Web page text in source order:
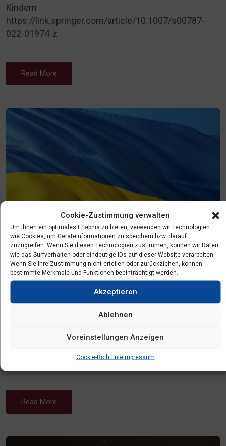
Cookie-Zustimmung verwalten
Um Ihnen ein optimales Erlebnis zu bieten, verwenden wir Technologien
wie Cookies, um Geräteinformationen zu speichern bzw. darauf
zuzugreifen. Wenn Sie diesen Technologien zustimmen, können wir Daten
wie das Surfverhalten oder eindeutige IDs auf dieser Website verarbeiten.
Wenn Sie Ihre Zustimmung nicht erteilen oder zurückziehen, können
bestimmte Merkmale und Funktionen beeinträchtigt werden.
Akzeptieren
Ablehnen
Voreinstellungen Anzeigen
Cookie-RichtlinieImpressum
Kindern
https://link.springer.com/article/10.1007/s00787-
022-01974-z
Read More
War hits children first |
Russischer Krieg in der Ukraine trifft die Kinder
division/war-hits-children-first
Read More